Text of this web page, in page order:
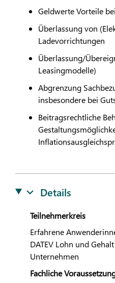
Geldwerte Vorteile
Überlassung von
Ladevorrichtungen
Überlassung/
Leasingmodelle)
Abgrenzung
insbesondere bei
Beitragsrechtliche
Details
Teilnehmerkreis
Erfahrene
DATEVLohn und
Unternehmen
Fachliche